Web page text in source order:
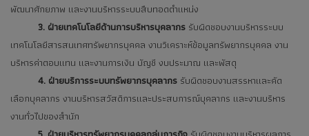
พัฒนาศักยภาพ และงานบริหารระบบสืบทอดตำแหน่ง
3. ฝ่ายเทคโนโลยีด้านการบริหารบุคลากร รับผิดชอบงานบริหารระบบ
เทคโนโลยีสารสนเทศทรัพยากรบุคคล งานวิเคราะห์ข้อมูลทรัพยากรบุคคล งาน
บริหารค่าตอบแทน และงานการเงิน บัญชี งบประมาณ และพัสดุ
4. ฝ่ายบริการระบบทรัพยากรบุคลากร รับผิดชอบงานสรรหาและคัด
เลือกบุคลากร งานบริหารสวัสดิการและประสบการณ์บุคลากร และงานบริหาร
งานทั่วไปของสำนัก